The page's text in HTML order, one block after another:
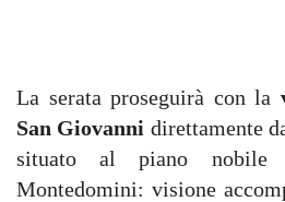
La serata proseguirà con la
San Giovanni direttamente
situato al piano nobile
Montedomini: visione